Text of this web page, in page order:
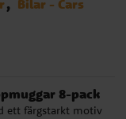
Bilar - Cars
8-pack
ett färgstarkt motiv